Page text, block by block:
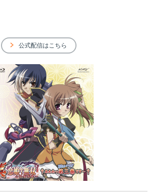
公式配信はこちら